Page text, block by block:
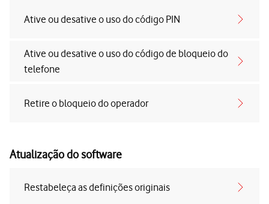
Ative ou desative o uso do código PIN
Ative ou desative o uso do código de bloqueio do
telefone
Retire o bloqueio do operador
Atualização do software
Restabeleça as definições originais